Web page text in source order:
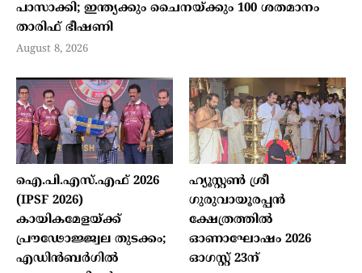
പാസാക്കി; ഇന്ത്യക്കും ചൈനയ്ക്കും 100 ശതമാനം
താരിഫ് ഭീഷണി
August 8, 2026
ഐ.പി.എസ്.എഫ് 2026
(IPSF 2026)
കായികമേളയ്ക്ക്
പ്രൗഢോജ്ജ്വല തുടക്കം;
എഡിന്‍ബര്‍ഗില്‍
ഹ്യൂസ്റ്റണ്‍ ശ്രീ
ഗുരുവായൂരപ്പന്‍
ക്ഷേത്രത്തില്‍
ഓണാഘോഷം 2026
ഓഗസ്റ്റ് 23ന്